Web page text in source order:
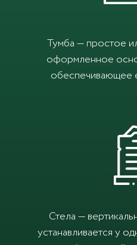
Тумба — простое
оформленное
обеспечивающее
Стела —
устанавливается у